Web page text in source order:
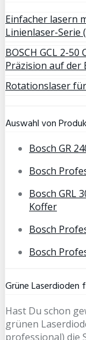
Einfacher lasern
Linienlaser-Serie
BOSCH GCL 2-50
Präzision auf der
Rotationslaser
Auswahl von
Bosch GR
Bosch
Bosch GRL
Koffer
Bosch
Bosch
Grüne Laserdioden
Hast Du schon
grünen
professional) die